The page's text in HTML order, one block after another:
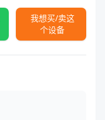
我想买/卖这
个设备